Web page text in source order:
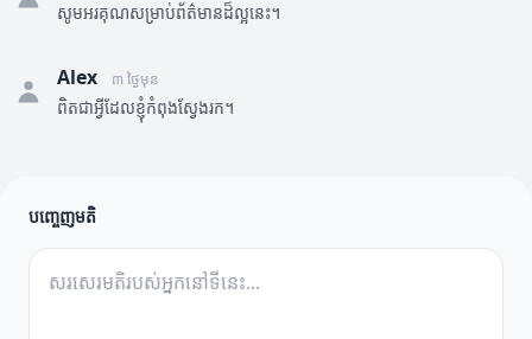
សូមអរគុណសម្រាប់ព័ត៌មានដ៏ល្អនេះ។
Alex ៣ ថ្ងៃមុន
ពិតជាអ្វីដែលខ្ញុំកំពុងស្វែងរក។
បញ្ចេញមតិ